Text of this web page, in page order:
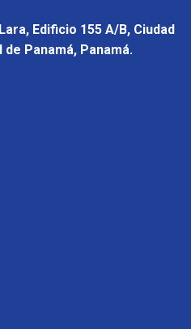
Edificio 155 A/B, Ciudad
Panamá, Panamá.